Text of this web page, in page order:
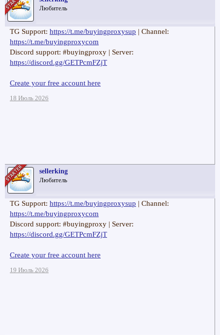
Любитель
TG Support: https://t.me/buyingproxysup | Channel:
https://t.me/buyingproxycom
Discord support: #buyingproxy | Server:
https://discord.gg/GETPcmFZjT
Create your free account here
18 Июль 2026
sellerking
Любитель
TG Support: https://t.me/buyingproxysup | Channel:
https://t.me/buyingproxycom
Discord support: #buyingproxy | Server:
https://discord.gg/GETPcmFZjT
Create your free account here
19 Июль 2026